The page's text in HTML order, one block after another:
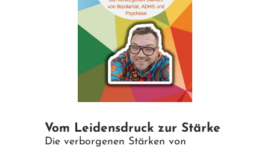
Vom Leidensdruck zur Stärke
Die verborgenen Stärken von